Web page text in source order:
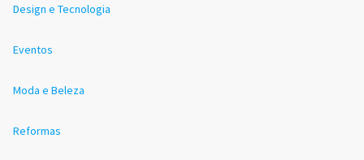
Design e Tecnologia
Eventos
Moda e Beleza
Reformas